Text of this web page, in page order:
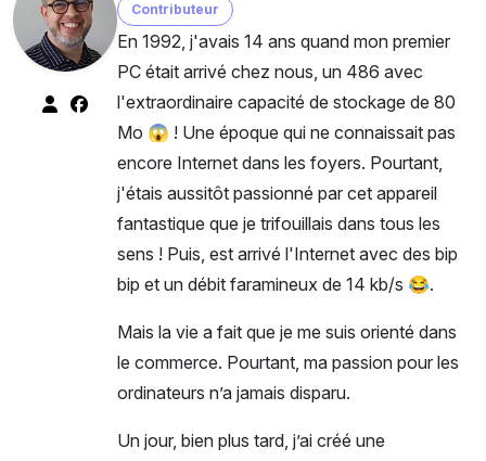
Contributeur
En 1992, j'avais 14 ans quand mon premier
PC était arrivé chez nous, un 486 avec
l'extraordinaire capacité de stockage de 80
Mo 😱 ! Une époque qui ne connaissait pas
encore Internet dans les foyers. Pourtant,
j'étais aussitôt passionné par cet appareil
fantastique que je trifouillais dans tous les
sens ! Puis, est arrivé l'Internet avec des bip
bip et un débit faramineux de 14 kb/s 😂.
Mais la vie a fait que je me suis orienté dans
le commerce. Pourtant, ma passion pour les
ordinateurs n’a jamais disparu.
Un jour, bien plus tard, j’ai créé une